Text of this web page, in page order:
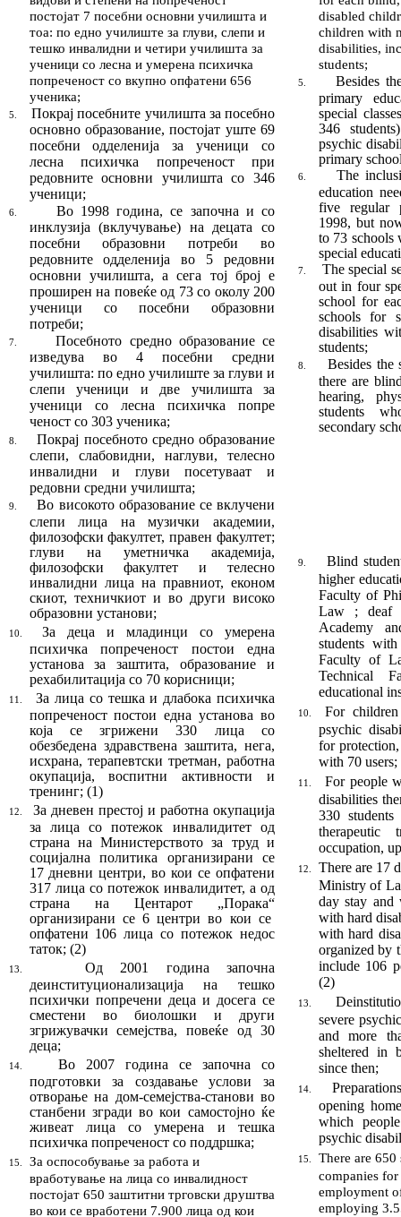
постојат 7 посебни основни училишта и
тоа: по едно училиште за глуви, слепи и
тешко инвалидни и четири училишта за
ученици со лесна и умерена психичка
попреченост со вкупно опфатени 656
ученика;
5.
Покрај посебните училишта за посебно
основно образование, постојат уште 69
посебни одделенија за ученици со
лесна психичка попреченост при
редовните основни училишта со 346
ученици;
6.
Во 1998 година, се започна и со
инклузија(вклучување) на децата со
посебни образовни потреби во
редовните одделенија во 5 редовни
основни училишта, а сега тој број е
проширен на повеќе од 73 со околу 200
ученици со посебни образовни
потреби;
7.
Посебното средно образование се
изведува во 4 посебни средни
училишта: по едно училиште за глуви и
слепи ученици и две училишта за
ученици со лесна психичка попре
ченост со 303 ученика;
8.
Покрај посебното средно образование
слепи, слабовидни, наглуви, телесно
инвалидни и глуви посетуваат и
редовни средни училишта;
9.
Во високото образование се вклучени
слепи лица на музички академии,
филозофски факултет,правен факултет;
глуви на уметничка академија,
филозофски факултет и телесно
инвалидни лица на правниот,економ
скиот, техничкиот и во други високо
образовни установи;
10.
За деца и младинци со умерена
психичка попреченост постои една
установа за заштита, образование и
рехабилитација со 70 корисници;­­­­
11.
За лица со тешка и длабока психичка
попреченост постои една установа во
која се згрижени 330 лица со
обезбедена здравствена заштита, нега,
исхрана, терапевтски третман, работна
окупација, воспитни активности и
тренинг; (1)
12.
За дневен престој и работна окупација
за лица со потежок инвалидитет од
страна на Министерството за труд и
социјална политика организирани се
17 дневни центри, во кои се опфатени
317 лица со потежок инвалидитет, а од
страна на Центарот „Порака“
организирани се 6 центриво кои се
опфатени 106 лица со потежок недос
таток; (2)
13.
Од 2001 година започна
деинституционализација на тешко
психички попречени деца и досега се
сместени во биолошки и други
згрижувачки семејства, повеќе од 30
деца;
14.
Во 2007 година се започна со
подготовки за создавање услови за
отворање на дом-семејства-станови во
станбени згради во кои самостојно ќе
живеат лица со умерена и тешка
психичка попреченост со поддршка;
15.
За оспособување за работа и
вработување на лица со инвалидност
постојат 650 заштитни трговски друштва
во кои се вработени 7.900 лица од кои
disabled
children with
disabilities,
students;
5.
Besides
primary
special
346
psychic
primary
6.
The
educa­tion
five regular
1998, but
to 73 schools
special
7.
The special
out in four
school for
schools for
disabilities
students;
8.
Besides the
there are
hearing,
students
secondary
9.
Blind
higher
Faculty of
Law ; deaf
Academy
students
Faculty of
Technical
educational
10.
For
psychic
for
with 70 users;
11.
For people
dis­abilities
330
therapeutic
occupation,
12.
There are 17
Ministry of
day stay and
with hard
with hard
organized by
include 106
(2)
13.
severe
and more
sheltered in
since then;
14.
opening
which
psychic
15.
There are
companies
employment
employing